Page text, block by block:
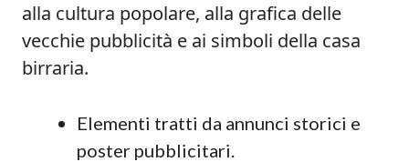
alla cultura popolare, alla grafica delle
vecchie pubblicità e ai simboli della casa
birraria.
Elementi tratti da annunci storici e
poster pubblicitari.